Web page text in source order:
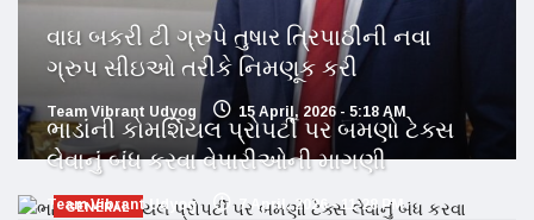
વાઘ બકરી ટી ગ્રુપે તુષાર ત્રિપાઠીની નવા
ગ્રુપ સીઇઓ તરીકે નિમણૂક કરી
Team Vibrant Udyog 15 April, 2026 - 5:18 AM
GENERAL
ભાડાંની કોમર્શિયલ પ્રોપર્ટી પર બમણો ટેક્સ
લેવાનું બંધ કરવા વેપારીઓની માગણી
Team Vibrant Udyog 7 April, 2026 - 11:28 PM